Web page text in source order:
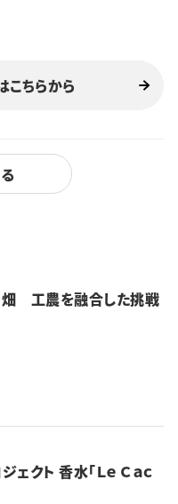
こちらから
工農を融合した挑戦
ェクト 香水「Ｌｅ Ｃａｃ